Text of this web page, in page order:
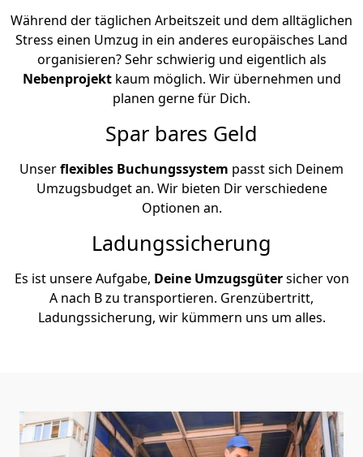
Während der täglichen Arbeitszeit und dem alltäglichen
Stress einen Umzug in ein anderes europäisches Land
organisieren? Sehr schwierig und eigentlich als
Nebenprojekt kaum möglich. Wir übernehmen und
planen gerne für Dich.
Spar bares Geld
Unserflexibles Buchungssystem passt sich Deinem
Umzugsbudget an. Wir bieten Dir verschiedene
Optionen an.
Ladungssicherung
Es ist unsere Aufgabe, Deine Umzugsgütersicher von
A nach B zu transportieren. Grenzübertritt,
Ladungssicherung, wir kümmern uns um alles.